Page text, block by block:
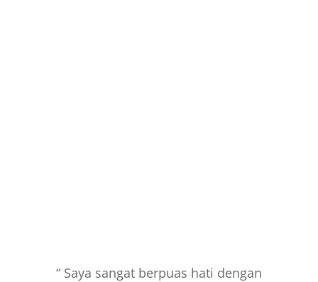
“ Saya sangat berpuas hati dengan